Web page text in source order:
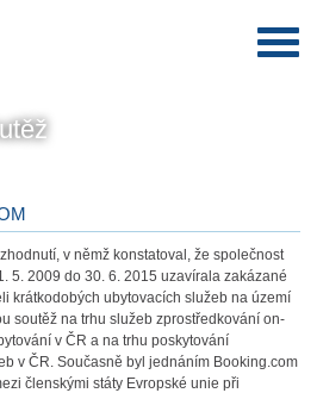
v němž konstatoval, že společnost
5. 2009 do 30. 6. 2015 uzavírala zakázané
krátkodobých ubytovacích služeb na území
soutěž na trhu služeb zprostředkování on-
v ČR a na trhu poskytování
v ČR. Současně byl jednáním Booking.com
členskými státy Evropské unie při